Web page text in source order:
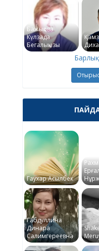
Бажықова
Күлзада
Бегалықызы
Гаухар Асылбек
Габдуллина
Динара
Салимгереевна